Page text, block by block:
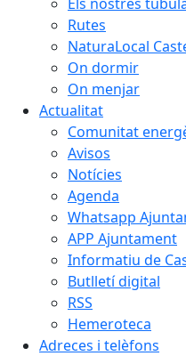
Rutes
NaturaLocal
On dormir
On menjar
Actualitat
Comunitat
Avisos
Notícies
Agenda
Whatsapp
APP Ajuntament
Informatiu de
Butlletí digital
RSS
Hemeroteca
Adreces i telèfons